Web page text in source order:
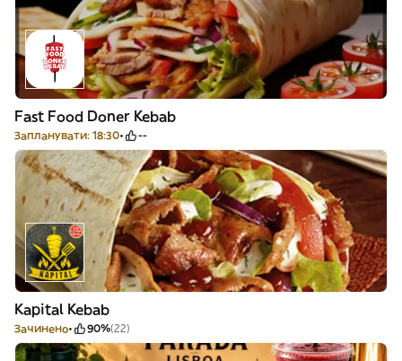
Fast Food Doner Kebab
Запланувати: 18:30 --
Kapital Kebab
Зачинено 90%(22)